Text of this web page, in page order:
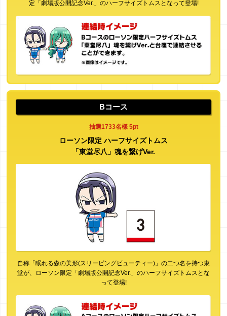
定「劇場版公開記念Ver.」のハーフサイズトムスとなって登場!
Bコース
抽選1733名様 5pt
ローソン限定 ハーフサイズトムス
「東堂尽八」魂を繋げVer.
自称「眠れる森の美形(スリーピングビューティー)」の二つ名を持つ東
堂が、ローソン限定「劇場版公開記念Ver.」のハーフサイズトムスとな
って登場!